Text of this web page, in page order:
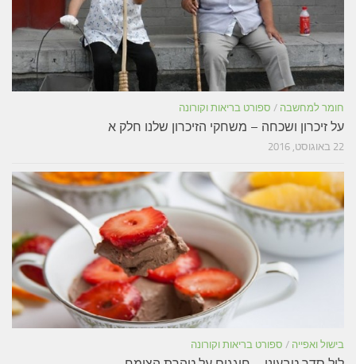
חומר למחשבה / ספורט בריאות וקורונה
על זיכרון ושכחה – משחקי הזיכרון שלנו חלק א
22 באוגוסט, 2016
בישול ואפייה / ספורט בריאות וקורונה